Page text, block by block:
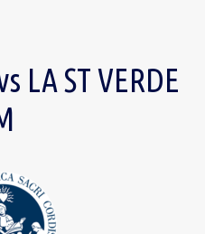
LA ST VERDE